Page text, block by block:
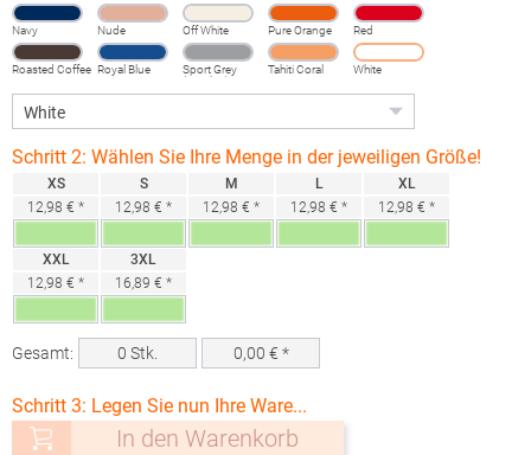
Navy Nude Off White Pure Orange Red
Roasted Coffee Royal Blue
Sport Grey
(Heather)
Tahiti Coral White
Schritt 2: Wählen Sie Ihre Menge in der jeweiligen Größe!
XS
12,98 € *
S
12,98 € *
M
12,98 € *
L
12,98 € *
XL
12,98 € *
XXL
12,98 € *
3XL
16,89 € *
Gesamt: 0 Stk. 0,00 € *
Schritt 3: Legen Sie nun Ihre Ware...
In den Warenkorb